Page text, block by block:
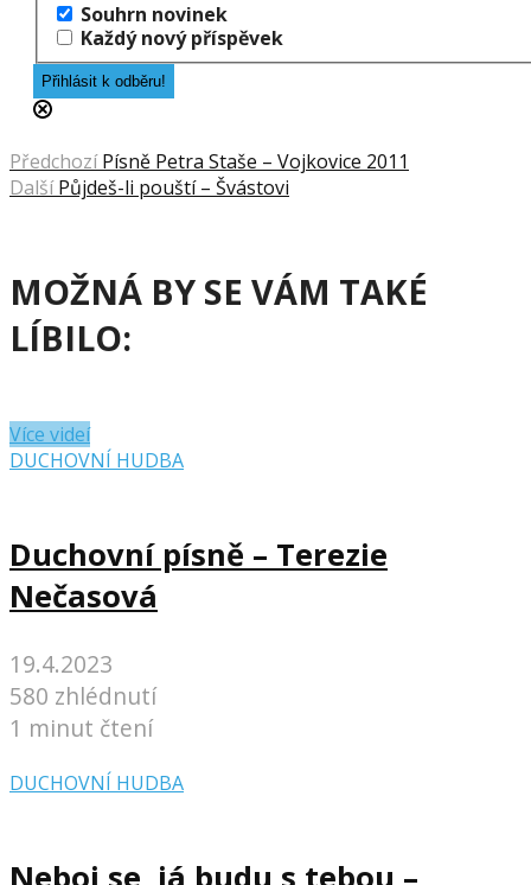
Souhrn novinek
Každý nový příspěvek
Předchozí Písně Petra Staše – Vojkovice 2011
Další Půjdeš-li pouští – Švástovi
MOŽNÁ BY SE VÁM TAKÉ
LÍBILO:
Více videí
DUCHOVNÍ HUDBA
Duchovní písně – Terezie
Nečasová
19.4.2023
580 zhlédnutí
1 minut čtení
DUCHOVNÍ HUDBA